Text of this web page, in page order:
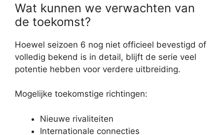
Wat kunnen we verwachten van
de toekomst?
Hoewel seizoen 6 nog niet officieel bevestigd of
volledig bekend is in detail, blijft de serie veel
potentie hebben voor verdere uitbreiding.
Mogelijke toekomstige richtingen:
Nieuwe rivaliteiten
Internationale connecties